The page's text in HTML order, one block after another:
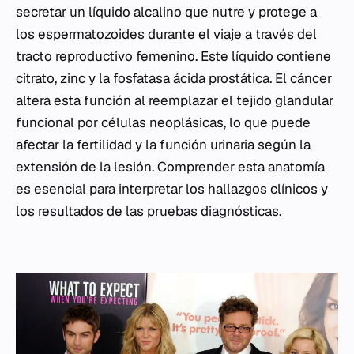
secretar un líquido alcalino que nutre y protege a
los espermatozoides durante el viaje a través del
tracto reproductivo femenino. Este líquido contiene
citrato, zinc y la fosfatasa ácida prostática. El cáncer
altera esta función al reemplazar el tejido glandular
funcional por células neoplásicas, lo que puede
afectar la fertilidad y la función urinaria según la
extensión de la lesión. Comprender esta anatomía
es esencial para interpretar los hallazgos clínicos y
los resultados de las pruebas diagnósticas.